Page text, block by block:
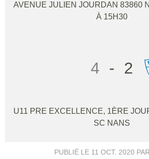
AVENUE JULIEN JOURDAN 83860
À 15H30
4 - 2
U11 PRE EXCELLENCE, 1ÈRE
SC NANS
PUBLIÉ LE 11 OCT. 2020 PAR